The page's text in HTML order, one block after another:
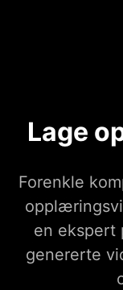
Lage
Forenkle
en ekspert
genererte